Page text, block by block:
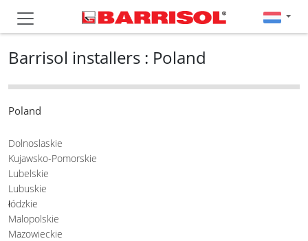
Barrisol installers : Poland
Poland
Dolnoslaskie
Kujawsko-Pomorskie
Lubelskie
Lubuskie
łódzkie
Malopolskie
Mazowieckie